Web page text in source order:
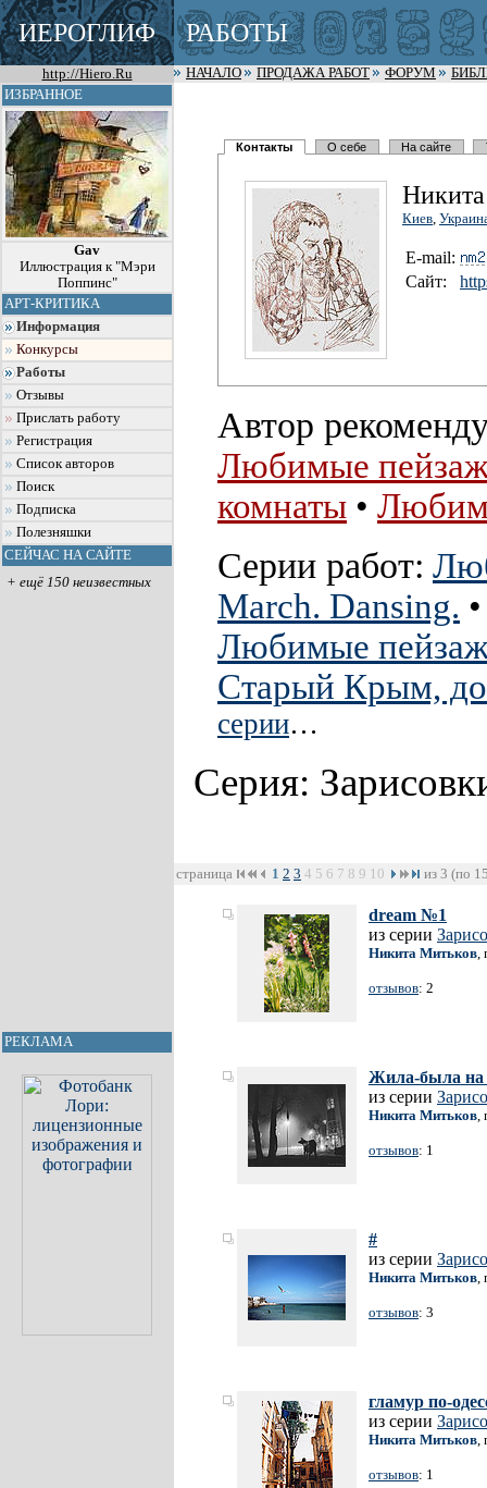
ИЕРОГЛИФ РАБОТЫ
http://Hiero.Ru НАЧАЛО ПРОДАЖА РАБОТ ФОРУМ
ИЗБРАННОЕ
Gav
Иллюстрация к "Мэри
Поппинс"
АРТ-КРИТИКА
Информация
Конкурсы
Работы
Отзывы
Прислать работу
Регистрация
Список авторов
Поиск
Подписка
Полезняшки
СЕЙЧАС НА САЙТЕ
+ ещё 150 неизвестных
РЕКЛАМА
Контакты О себе На сайте
Киев,
E-mail:
Сайт:
Автор
Любимые
комнаты •
Серии работ:
March. Dansing.
Любимые
Старый Крым, до
серии…
Серия:
страница 1 2 3 4 5 6 7 8 9 10 из 3 (по
dream №1
из серии
Никита Митьков,
отзывов: 2
Жила-была на
из серии
Никита Митьков,
отзывов: 1
#
из серии
Никита Митьков,
отзывов: 3
гламур по-
из серии
Никита Митьков,
отзывов: 1